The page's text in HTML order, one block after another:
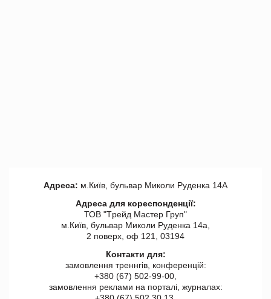
Адреса: м.Київ, бульвар Миколи Руденка 14А
Адреса для кореспонденції:
ТОВ "Tрейд Мастер Груп"
м.Київ, бульвар Миколи Руденка 14а,
2 поверх, оф 121, 03194
Контакти для:
замовлення треннгів, конференцій:
+380 (67) 502-99-00,
замовлення реклами на порталі, журналах: